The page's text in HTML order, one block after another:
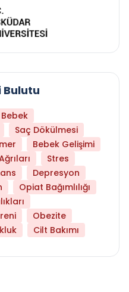
Saç Dökülmesi
Bebek Gelişimi
Stres
Depresyon
Opiat Bağımlılığı
Obezite
Cilt Bakımı